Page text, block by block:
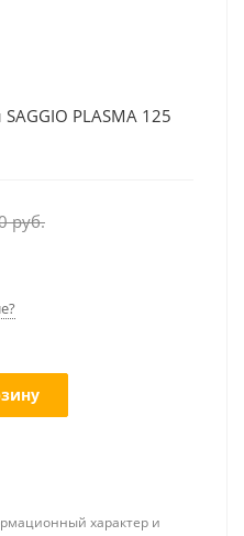
PLASMA 125
руб.
характер и